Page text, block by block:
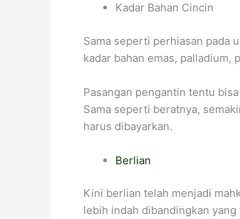
Kadar Bahan Cincin
Sama seperti perhiasan pada
kadar bahan emas, palladium,
Pasangan pengantin tentu
Sama seperti beratnya,
harus dibayarkan.
Berlian
Kini berlian telah menjadi
lebih indah dibandingkan